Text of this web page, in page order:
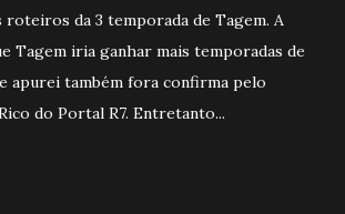
roteiros da 3 temporada de Tagem. A
Tagem iria ganhar mais temporadas de
apurei também fora confirma pelo
do Portal R7. Entretanto...